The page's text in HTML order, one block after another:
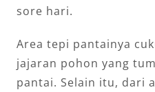
sore hari.
Area tepi pantainya
jajaran pohon yang
pantai. Selain itu, dari